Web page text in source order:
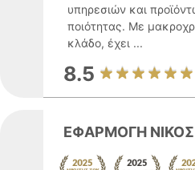
υπηρεσιών και
ποιότητας. Με
κλάδο, έχει ...
8.5
ΕΦΑΡΜΟΓΗ